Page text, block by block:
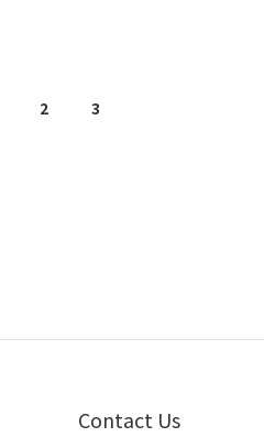
2 3
Contact Us